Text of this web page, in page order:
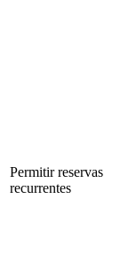
Permitir reservas
recurrentes